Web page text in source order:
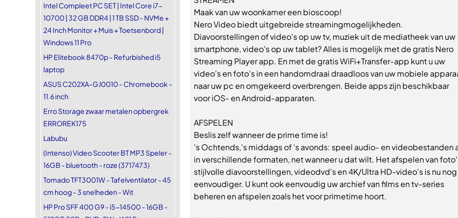
Intel Compleet PC SET | Intel Core i7-
10700 | 32 GB DDR4 | 1 TB SSD - NVMe +
24 Inch Monitor + Muis + Toetsenbord |
Windows 11 Pro
HP Elitebook 8470p - Refurbished i5
laptop
ASUS C202XA-GJ0010 - Chromebook -
11.6 inch
Erro Storage zwaar metalen opbergrek
ERROREK175
Labubu
(Intenso) Video Scooter BT MP3 Speler -
16GB - bluetooth - roze (3717473)
Tomado TFT3001W - Tafelventilator - 45
cm hoog - 3 snelheden - Wit
HP Pro SFF 400 G9 - i5-14500 - 16GB -
Maak van uw woonkamer een bioscoop!
Nero Video biedt uitgebreide streamingmogelijkheden.
Diavoorstellingen of video's op uw tv, muziek uit de mediatheek van uw
smartphone, video's op uw tablet? Alles is mogelijk met de gratis Nero
Streaming Player app. En met de gratis WiFi+Transfer-app kunt u uw
video's en foto's in een handomdraai draadloos van uw mobiele
naar uw pc en omgekeerd overbrengen. Beide apps zijn beschikbaar
voor iOS- en Android-apparaten.
AFSPELEN
Beslis zelf wanneer de prime time is!
's Ochtends,'s middags of 's avonds: speel audio- en videobestanden
in verschillende formaten, net wanneer u dat wilt. Het afspelen van
stijlvolle diavoorstellingen, videodvd's en 4K/Ultra HD-video's is nu nog
eenvoudiger. U kunt ook eenvoudig uw archief van films en tv-series
beheren en afspelen zoals het voor primetime hoort.